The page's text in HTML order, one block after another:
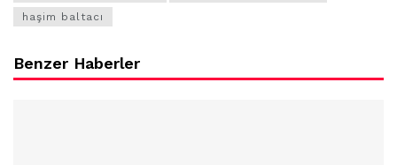
haşim baltacı
Benzer Haberler